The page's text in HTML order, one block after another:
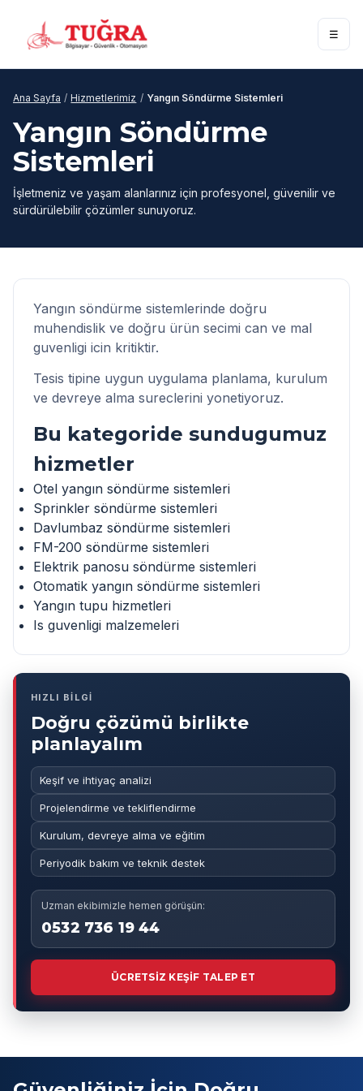
☰
Ana Sayfa / Hizmetlerimiz / Yangın Söndürme Sistemleri
Yangın Söndürme
Sistemleri
İşletmeniz ve yaşam alanlarınız için profesyonel, güvenilir ve
sürdürülebilir çözümler sunuyoruz.
Yangın söndürme sistemlerinde doğru
muhendislik ve doğru ürün secimi can ve mal
guvenligi icin kritiktir.
Tesis tipine uygun uygulama planlama, kurulum
ve devreye alma sureclerini yonetiyoruz.
Bu kategoride sundugumuz
hizmetler
Otel yangın söndürme sistemleri
Sprinkler söndürme sistemleri
Davlumbaz söndürme sistemleri
FM-200 söndürme sistemleri
Elektrik panosu söndürme sistemleri
Otomatik yangın söndürme sistemleri
Yangın tupu hizmetleri
Is guvenligi malzemeleri
HIZLI BİLGİ
Doğru çözümü birlikte
planlayalım
Keşif ve ihtiyaç analizi
Projelendirme ve tekliflendirme
Kurulum, devreye alma ve eğitim
Periyodik bakım ve teknik destek
Uzman ekibimizle hemen görüşün:
0532 736 19 44
ÜCRETSİZ KEŞİF TALEP ET